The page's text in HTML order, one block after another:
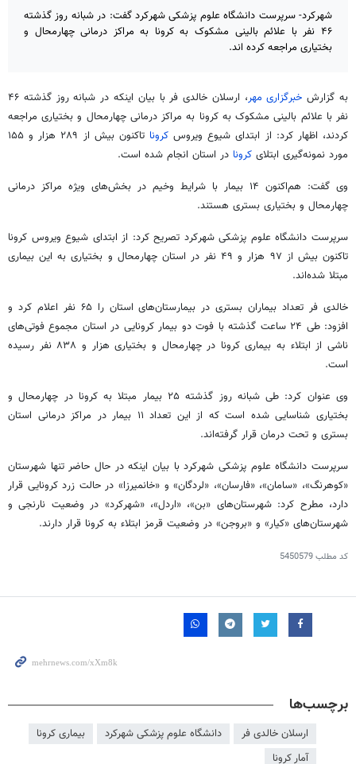
شهرکرد- سرپرست دانشگاه علوم پزشکی شهرکرد گفت: در شبانه روز گذشته
۴۶ نفر با علائم بالینی مشکوک به کرونا به مراکز درمانی چهارمحال و
بختیاری مراجعه کرده اند.
به گزارش خبرگزاری مهر، ارسلان خالدی
فر با بیان اینکه در شبانه روز گذشته ۴۶
نفر با علائم بالینی مشکوک بهکرونا به مراکز درمانی چهارمحال و بختیاری مراجعه
کردند، اظهار کرد: از ابتدای شیوع ویروس کرونا
تاکنون بیش از ۲۸۹ هزار و ۱۵۵
مورد نمونه‌گیری ابتلای کرونا در استان انجام شده است.
وی گفت: هم‌اکنون ۱۴ بیمار با شرایط وخیم در بخش‌های ویژه مراکز درمانی
چهارمحال و بختیاری بستری هستند.
سرپرست دانشگاه علوم پزشکی شهرکرد تصریح کرد: از ابتدای شیوع ویروس کرونا
تاکنون بیش از ۹۷ هزار و ۴۹ نفر در استان چهارمحال و بختیاری به این بیماری
مبتلا شده‌اند.
خالدی
فر تعداد بیماران بستری در بیمارستان‌های استان را ۶۵ نفر اعلام کرد و
افزود: طی ۲۴ ساعت گذشته با فوت دو بیمار کرونایی در استان مجموع
فوتی‌های
ناشی از ابتلاء
به بیماری کرونا در چهارمحال و بختیاری هزار و ۸۳۸ نفر رسیده
است.
وی عنوان کرد: طی شبانه روز گذشته ۲۵ بیمار مبتلا به
کرونا در چهارمحال و
بختیاری شناسایی شده است که از این تعداد ۱۱ بیمار در مراکز درمانی استان
بستری و تحت درمان قرار گرفته‌اند.
سرپرست دانشگاه علوم پزشکی شهرکرد با بیان اینکهدر حال حاضر تنها شهرستان
«کوهرنگ»، «سامان»، «فارسان»، «لردگان» و «خانمیرزا» در حالت زردکرونایی قرار
دارد، مطرح کرد: شهرستان‌های «بن»، «اردل»، «شهرکرد» در وضعیت نارنجی و
شهرستان‌های «کیار» و «بروجن» در وضعیت قرمز ابتلاء به کرونا قرار دارند.
کد مطلب5450579
برچسب‌ها
ارسلان خالدی فر دانشگاه علوم پزشکی شهرکرد
بیماری کرونا
آمار کرونا